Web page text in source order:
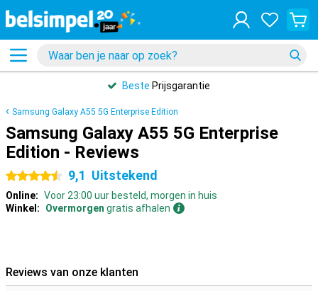
Beste Prijsgarantie
Samsung Galaxy A55 5G Enterprise Edition
Samsung Galaxy A55 5G Enterprise
Edition - Reviews
4.5 sterren 9,1 Uitstekend
Online: Voor 23:00 uur besteld, morgen in huis
Winkel:
Overmorgen gratis afhalen
Reviews van onze klanten